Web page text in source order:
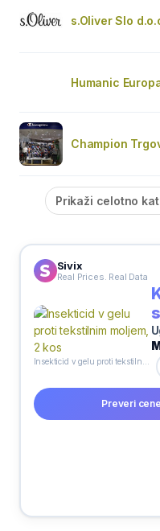
s.Oliver Slo
Humanic
Champion
Prikaži celotno
Sivix
Real Prices. Real Data
Preveri